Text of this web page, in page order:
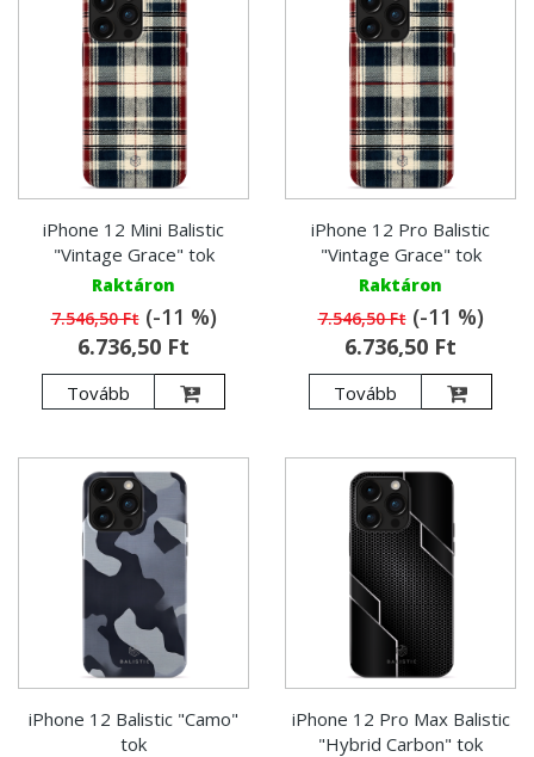
iPhone 12 Mini Balistic
"Vintage Grace" tok
Raktáron
7.546,50 Ft(-11 %)
6.736,50 Ft
Tovább
iPhone 12 Pro Balistic
"Vintage Grace" tok
Raktáron
7.546,50 Ft(-11 %)
6.736,50 Ft
Tovább
iPhone 12 Balistic "Camo"
tok
iPhone 12 Pro Max Balistic
"Hybrid Carbon" tok